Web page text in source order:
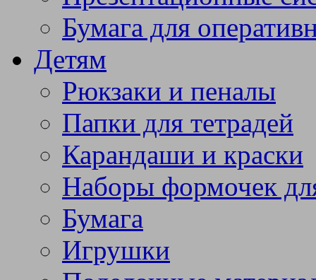
Бумага для
Детям
Рюкзаки и пеналы
Папки для тетрадей
Карандаши и краски
Наборы формочек
Бумага
Игрушки